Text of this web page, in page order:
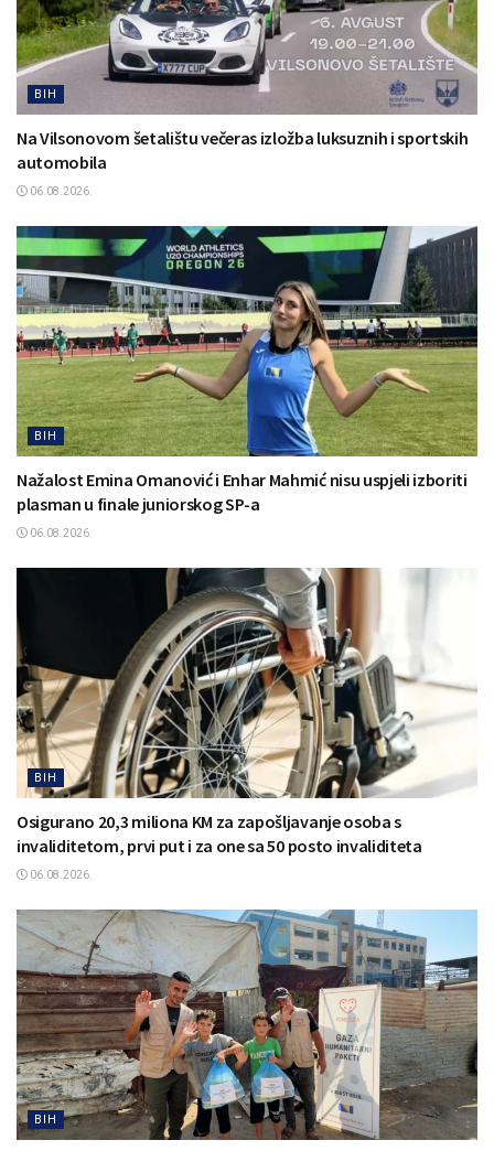
BIH
Na Vilsonovom šetalištu večeras izložba luksuznih i sportskih
automobila
06.08.2026.
BIH
Nažalost Emina Omanović i Enhar Mahmić nisu uspjeli izboriti
plasman u finale juniorskog SP-a
06.08.2026.
BIH
Osigurano 20,3 miliona KM za zapošljavanje osoba s
invaliditetom, prvi put i za one sa 50 posto invaliditeta
06.08.2026.
BIH